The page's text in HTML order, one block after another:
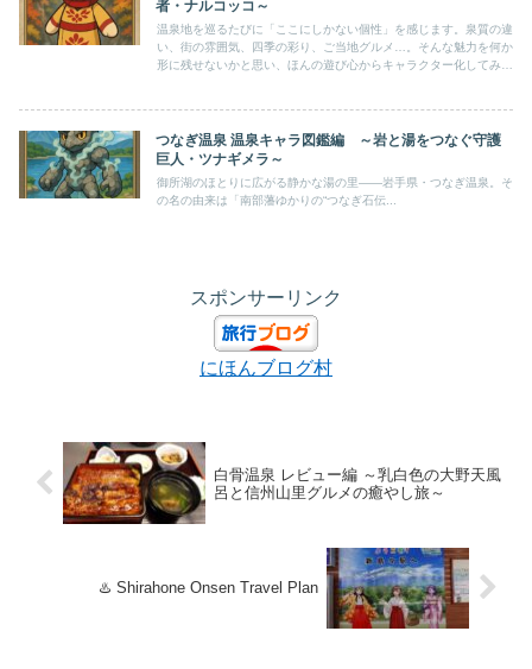
者・ナルコッコ～
温泉地を巡るたびに「ここにしかない個性」を感じます。泉質の違
い、街の雰囲気、四季の彩り、ご当地グルメ…。そんな魅力を何か
形に残せないかと思い、ほんの遊び心からキャラクター化してみま
つなぎ温泉 温泉キャラ図鑑編 ～岩と湯をつなぐ守護
巨人・ツナギメラ～
御所湖のほとりに広がる静かな湯の里――岩手県・つなぎ温泉。そ
の名の由来は「南部藩ゆかりの“つなぎ石伝...
スポンサーリンク
にほんブログ村
白骨温泉 レビュー編 ～乳白色の大野天風
呂と信州山里グルメの癒やし旅～
♨️ Shirahone Onsen Travel Plan